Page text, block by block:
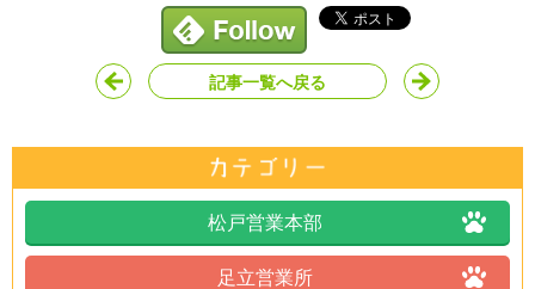
記事一覧へ戻る
松戸営業本部
足立営業所